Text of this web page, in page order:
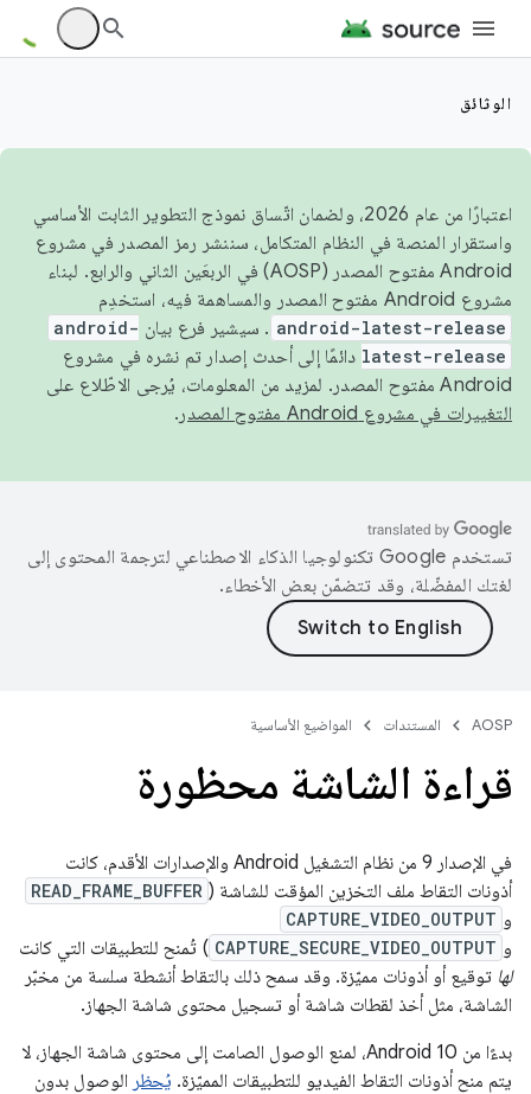
الوثائق
اعتبارًا من عام 2026، ولضمان اتّساق نموذج التطوير الثابت الأساسي
واستقرار المنصة في النظام المتكامل، سننشر رمز المصدر في مشروع
Android مفتوح المصدر (AOSP) في الربعَين الثاني والرابع. لبناء
مشروع Android مفتوح المصدر والمساهمة فيه، استخدِم
android-latest-release . سيشير فرع بيان android-
latest-release دائمًا إلى أحدث إصدار تم نشره في مشروع
Android مفتوح المصدر. لمزيد من المعلومات، يُرجى الاطّلاع على
التغييرات في مشروع Android مفتوح المصدر
.
تستخدم Google تكنولوجيا الذكاء الاصطناعي لترجمة المحتوى إلى
لغتك المفضّلة، وقد تتضمّن بعض الأخطاء.
AOSP المستندات المواضيع الأساسية
قراءة الشاشة محظورة
في الإصدار 9 من نظام التشغيل Android والإصدارات الأقدم، كانت
أذونات التقاط ملف التخزين المؤقت للشاشة ( READ_FRAME_BUFFER
و CAPTURE_VIDEO_OUTPUT
و CAPTURE_SECURE_VIDEO_OUTPUT ) تُمنح للتطبيقات التي كانت
لها توقيع أو أذونات مميّزة. وقد سمح ذلك بالتقاط أنشطة سلسة من مخبّر
الشاشة، مثل أخذ لقطات شاشة أو تسجيل محتوى شاشة الجهاز.
بدءًا من Android 10، لمنع الوصول الصامت إلى محتوى شاشة الجهاز، لا
يتم منح أذونات التقاط الفيديو للتطبيقات المميّزة. يُحظر الوصول بدون